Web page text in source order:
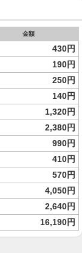
金額
430円
190円
250円
140円
1,320円
2,380円
990円
410円
570円
4,050円
2,640円
16,190円